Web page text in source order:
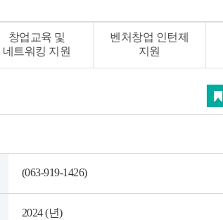
창업교육 및
네트워킹 지원
벤처창업 인턴제
지원
트위터
(063-919-1426)
2024 (년)